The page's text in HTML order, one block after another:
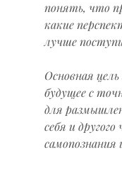
понять, что
какие
лучше
Основная
будущее с
для
себя и